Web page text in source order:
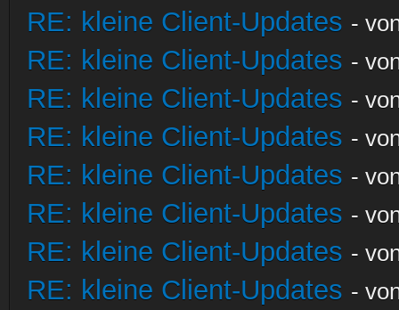
RE: kleine Client-Updates -
RE: kleine Client-Updates -
RE: kleine Client-Updates -
RE: kleine Client-Updates -
RE: kleine Client-Updates -
RE: kleine Client-Updates -
RE: kleine Client-Updates -
RE: kleine Client-Updates -